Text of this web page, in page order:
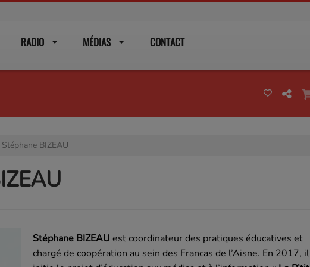
RADIO MÉDIAS CONTACT
Stéphane BIZEAU
Stéphane BIZEAU est coordinateur des pratiques éducatives et
chargé de coopération au sein des Francas de l’Aisne. En 2017, il